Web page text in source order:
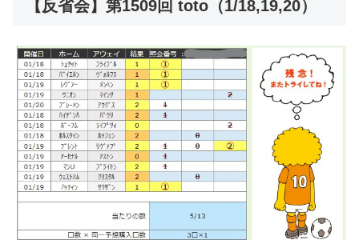
【反省会】第1509回 toto（1/18,19,20）